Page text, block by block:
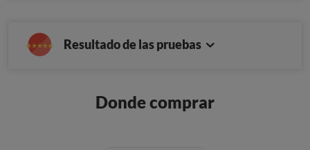
Resultado de las pruebas
Donde comprar